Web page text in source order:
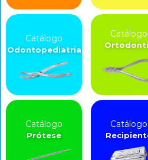
Catálogo
Odontopediatria
Catálogo
Catálogo
Prótese
Catálogo